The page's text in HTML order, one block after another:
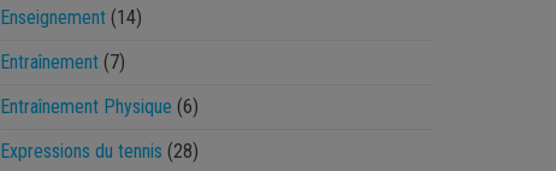
Enseignement (14)
Entraînement (7)
Entraînement Physique (6)
Expressions du tennis (28)